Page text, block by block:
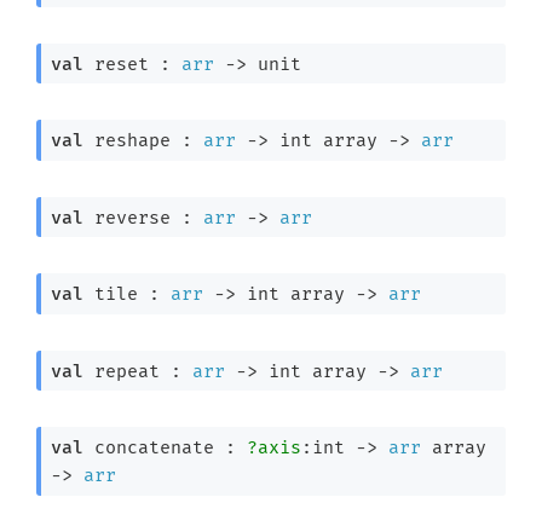
val reset : arr -> unit
val reshape : arr -> int array -> arr
val reverse : arr -> arr
val tile : arr -> int array -> arr
val repeat : arr -> int array -> arr
val concatenate : ?axis :int -> arr array
->
arr